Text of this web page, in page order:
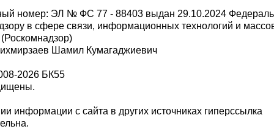
номер: ЭЛ № ФС 77 - 88403 выдан 29.10.2024
в сфере связи, информационных технологий и
Шамил Кумагаджиевич
2026 БК55
информации с сайта в других источниках гиперссылка